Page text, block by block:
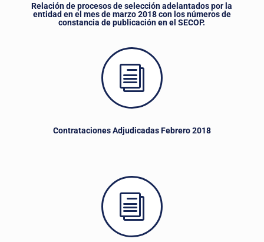
Relación de procesos de selección adelantados por la
entidad en el mes de marzo 2018 con los números de
constancia de publicación en el SECOP.
i
Contrataciones Adjudicadas Febrero 2018
i